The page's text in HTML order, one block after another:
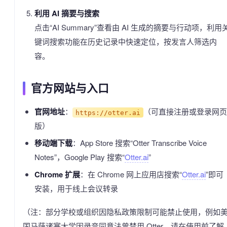
利用 AI 摘要与搜索
点击“AI Summary”查看由 AI 生成的摘要与行动项，利用
键词搜索功能在历史记录中快速定位，按发言人筛选内
容。
官方网站与入口
官网地址： https://otter.ai
（可直接注册或登录网页
版）
移动端下载：App Store 搜索“Otter Transcribe Voice
Notes”，Google Play 搜索“Otter.ai”
Chrome 扩展：在 Chrome 网上应用店搜索“Otter.ai”即可
安装，用于线上会议转录
（注：部分学校或组织因隐私政策限制可能禁止使用，例如